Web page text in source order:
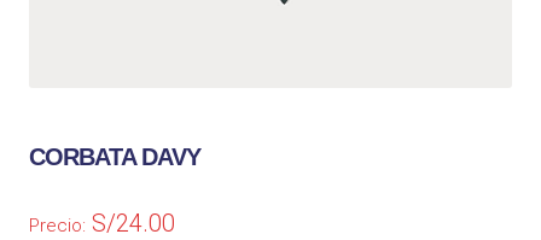
CORBATA DAVY
Precio: S/24.00